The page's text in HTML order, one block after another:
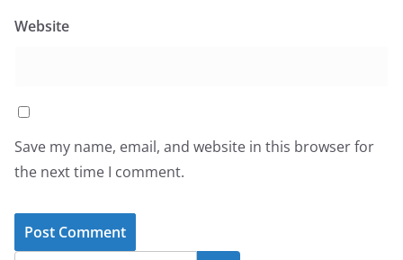
Website
Save my name, email, and website in this browser for
the next time I comment.